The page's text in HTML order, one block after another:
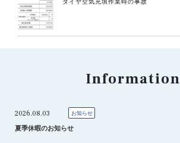
タイヤ空気充填作業時の事故
Information
2026.08.03 お知らせ
夏季休暇のお知らせ